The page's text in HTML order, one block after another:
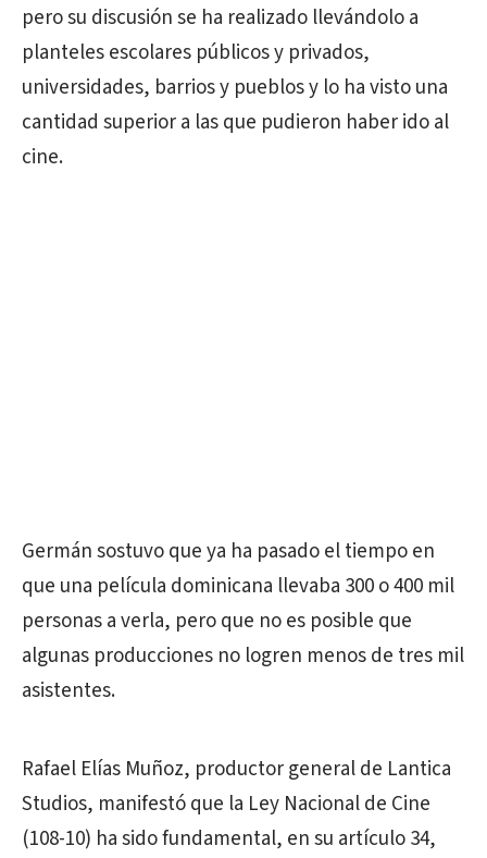
pero su discusión se ha realizado llevándolo a
planteles escolares públicos y privados,
universidades, barrios y pueblos y lo ha visto una
cantidad superior a las que pudieron haber ido al
cine.
Germán sostuvo que ya ha pasado el tiempo en
que una película dominicana llevaba 300 o 400 mil
personas a verla, pero que no es posible que
algunas producciones no logren menos de tres mil
asistentes.
Rafael Elías Muñoz, productor general de Lantica
Studios, manifestó que la Ley Nacional de Cine
(108-10) ha sido fundamental, en su artículo 34,